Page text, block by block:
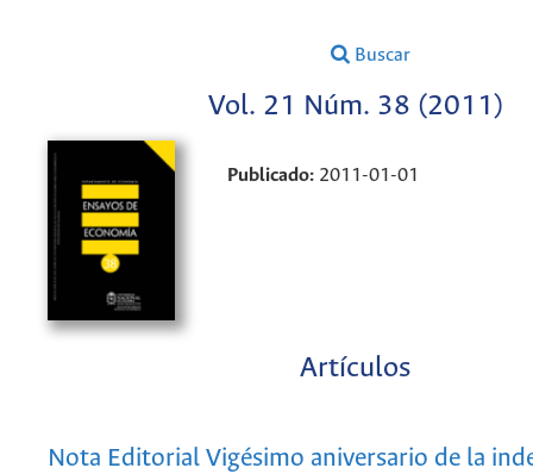
Buscar
Vol. 21 Núm. 38 (2011)
Publicado: 2011-01-01
Artículos
Nota Editorial Vigésimo aniversario de la